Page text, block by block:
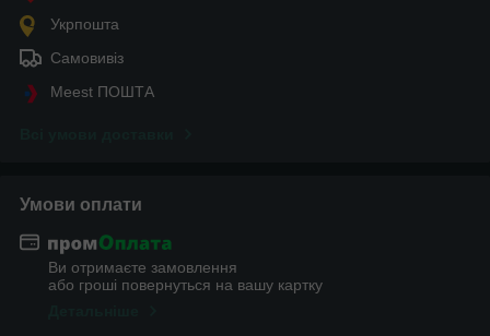
Укрпошта
Самовивіз
Meest ПОШТА
Умови оплати
Ви отримаєте замовлення
або гроші повернуться на вашу картку